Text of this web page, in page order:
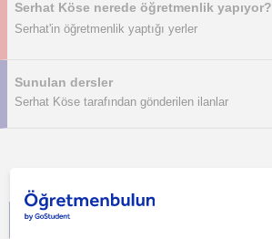
Serhat Köse nerede öğretmenlik yapıyor?
Serhat'in öğretmenlik yaptığı yerler
Sunulan dersler
Serhat Köse tarafından gönderilen ilanlar